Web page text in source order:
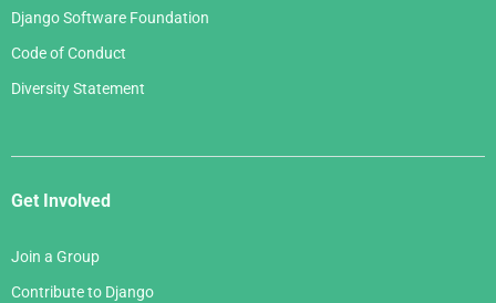
Django Software Foundation
Code of Conduct
Diversity Statement
Get Involved
Join a Group
Contribute to Django